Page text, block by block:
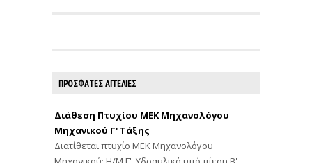
ΠΡΟΣΦΑΤΕΣ ΑΓΓΕΛΙΕΣ
Διάθεση Πτυχίου ΜΕΚ Μηχανολόγου
Μηχανικού Γ' Τάξης
Διατίθεται πτυχίο ΜΕΚ Μηχανολόγου